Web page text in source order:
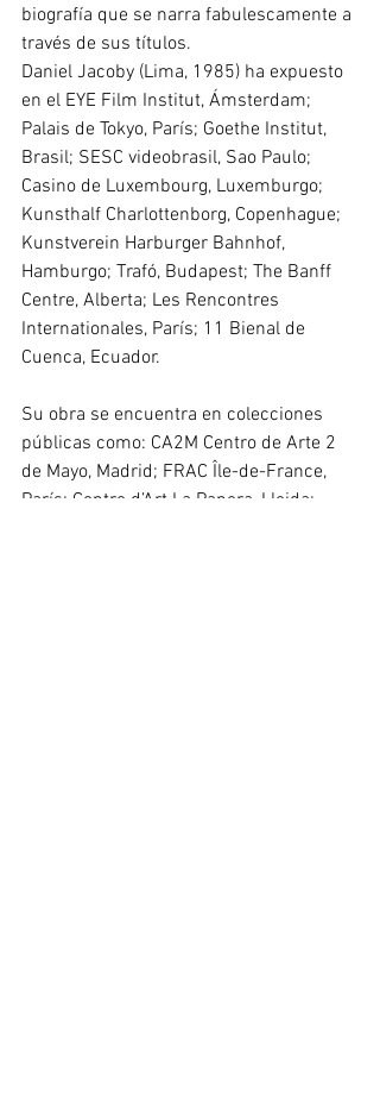
biografía que se narra fabulescamente a
través de sus títulos.
Daniel Jacoby (Lima, 1985) ha expuesto
en el EYE Film Institut, Ámsterdam;
Palais de Tokyo, París; Goethe Institut,
Brasil; SESC videobrasil, Sao Paulo;
Casino de Luxembourg, Luxemburgo;
Kunsthalf Charlottenborg, Copenhague;
Kunstverein Harburger Bahnhof,
Hamburgo; Trafó, Budapest; The Banff
Centre, Alberta; Les Rencontres
Internationales, París; 11 Bienal de
Cuenca, Ecuador.
Su obra se encuentra en colecciones
públicas como: CA2M Centro de Arte 2
de Mayo, Madrid; FRAC Île-de-France,
París; Centre d’Art La Panera, Lleida;